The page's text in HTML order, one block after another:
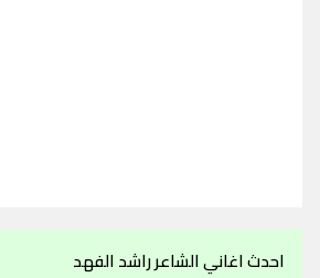
احدث اغاني الشاعر راشد الفهد